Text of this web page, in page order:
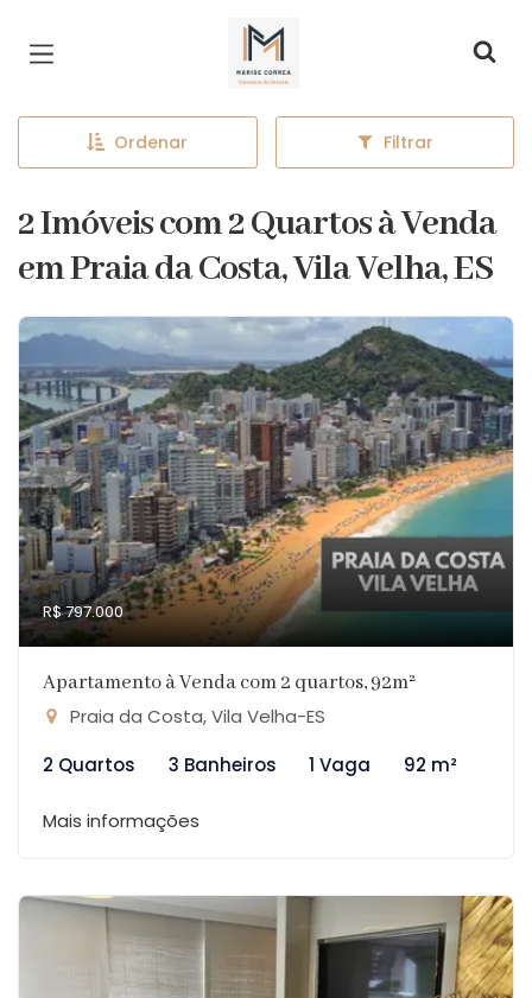
Página inicial
Ordenar Filtrar
2 Imóveis com 2 Quartos à Venda
em Praia da Costa, Vila Velha, ES
R$ 797.000
Apartamento à Venda com 2 quartos, 92m²
Praia da Costa, Vila Velha-ES
2 Quartos
3 Banheiros 1 Vaga 92 m²
Mais informações